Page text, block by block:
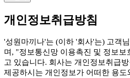
개인정보취급방침
'성원마끼나'는 (이하 '회사'는) 고객
며, "정보통신망 이용촉진 및 정보
고 있습니다. 회사는 개인정보취급
제공하시는 개인정보가 어떠한 용도